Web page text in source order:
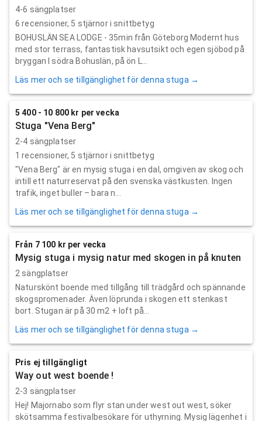
4-6 sängplatser
6 recensioner, 5 stjärnor i snittbetyg
BOHUSLÄN SEA LODGE - 35min från Göteborg Modernt hus
med stor terrass, fantastisk havsutsikt och egen sjöbod på
bryggan I södra Bohuslän, på ön L...
Läs mer och se tillgänglighet för denna stuga →
5 400 - 10 800 kr per vecka
Stuga "Vena Berg"
2-4 sängplatser
1 recensioner, 5 stjärnor i snittbetyg
"Vena Berg" är en mysig stuga i en dal, omgiven av skog och
intill ett naturreservat på den svenska västkusten. Ingen
trafik, inget buller – bara n...
Läs mer och se tillgänglighet för denna stuga →
Från 7 100 kr per vecka
Mysig stuga i mysig natur med skogen in på knuten
2 sängplatser
Naturskönt boende med tillgång till trädgård och spännande
skogspromenader. Även löprunda i skogen ett stenkast
bort. Stugan är på 30 m2 + loft på...
Läs mer och se tillgänglighet för denna stuga →
Pris ej tillgängligt
Way out west boende !
2-3 sängplatser
Hej! Majornabo som flyr stan under west out west, söker
skötsamma festivalbesökare för uthyrning. Mysig lägenhet i